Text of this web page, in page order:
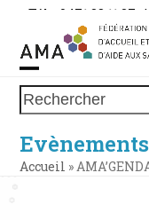
Skip
content
Tél. : 0471 38 11 37 |
Rechercher
Open
mobile
menu
Close
mobile
menu
Evènements
Accueil »